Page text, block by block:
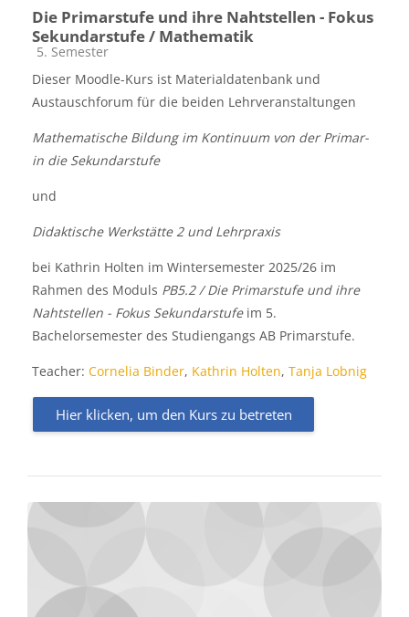
Die Primarstufe und ihre Nahtstellen - Fokus
Sekundarstufe / Mathematik
Kursbereich
5. Semester
Dieser Moodle-Kurs ist Materialdatenbank und
Austauschforum für die beiden Lehrveranstaltungen
Mathematische Bildung im Kontinuum von der Primar-
in die Sekundarstufe
und
Didaktische Werkstätte 2 und Lehrpraxis
bei Kathrin Holten im Wintersemester 2025/26 im
Rahmen des Moduls PB5.2 / Die Primarstufe und ihre
Nahtstellen - Fokus Sekundarstufeim 5.
Bachelorsemester des Studiengangs AB Primarstufe.
Teacher: Cornelia Binder, Kathrin Holten, Tanja Lobnig
Hier klicken, um den Kurs zu betreten